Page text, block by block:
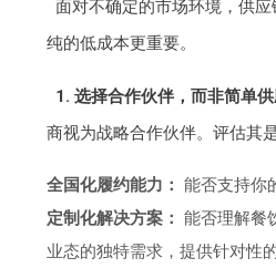
面对不确定的市场环境，供
纯的低成本更重要。
1. 选择合作伙伴，而非简单
商视为战略合作伙伴。评估其
全国化履约能力： 能否支持你
定制化解决方案： 能否理解餐
业态的独特需求，提供针对性